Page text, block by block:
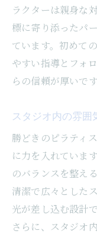
ラクターは親身な
標に寄り添ったパ
ています。初めて
やすい指導とフォ
らの信頼が厚いです
スタジオ内の雰囲
勝どきのピラティ
に力を入れていま
のバランスを整え
清潔で広々とした
光が差し込む設計
さらに、スタジオ